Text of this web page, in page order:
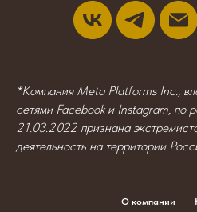
*Компания Meta Platforms Inc.,
сетями Facebook и Instagram, по
21.03.2022 признана
деятельность на территории
О компании